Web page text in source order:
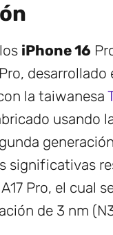
iPhone 16
desarrollado
la taiwanesa
usando
significativas
Pro, el cual
de 3 nm